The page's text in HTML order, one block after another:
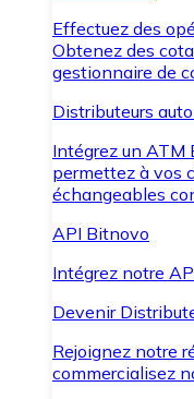
Effectuez des
Obtenez des
gestionnaire de
Distributeurs
Intégrez un
permettez à vos
échangeables
API Bitnovo
Intégrez notre
Devenir
Rejoignez notre
commercialisez